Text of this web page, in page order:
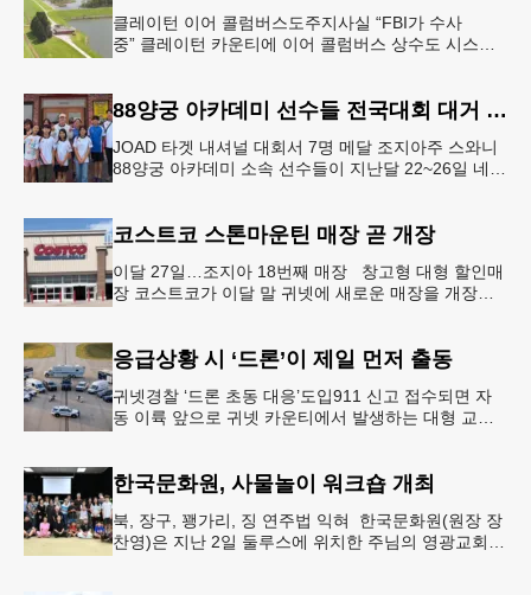
클레이턴 이어 콜럼버스도주지사실 “FBI가 수사
중” 클레이턴 카운티에 이어 콜럼버스 상수도 시스템
88양궁 아카데미 선수들 전국대회 대거 입상
JOAD 타겟 내셔널 대회서 7명 메달 조지아주 스와니
88양궁 아카데미 소속 선수들이 지난달 22~26일 네브
코스트코 스톤마운틴 매장 곧 개장
이달 27일…조지아 18번째 매장 창고형 대형 할인매
장 코스트코가 이달 말 귀넷에 새로운 매장을 개장한
응급상황 시 ‘드론’이 제일 먼저 출동
귀넷경찰 ‘드론 초동 대응’도입911 신고 접수되면 자
동 이륙 앞으로 귀넷 카운티에서 발생하는 대형 교통
한국문화원, 사물놀이 워크숍 개최
북, 장구, 꽹가리, 징 연주법 익혀 한국문화원(원장 장
찬영)은 지난 2일 둘루스에 위치한 주님의 영광교회에